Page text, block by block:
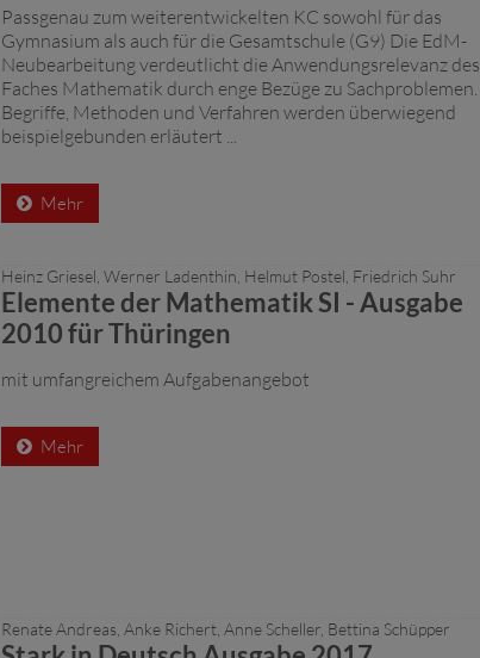
Passgenau zum weiterentwickelten KC sowohl für das
Gymnasium als auch für die Gesamtschule (G9) Die EdM-
Neubearbeitung verdeutlicht die Anwendungsrelevanz des
Faches Mathematik durch enge Bezüge zu Sachproblemen.
Begriffe, Methoden und Verfahren werden überwiegend
beispielgebunden erläutert ...
Mehr
Heinz Griesel, Werner Ladenthin, Helmut Postel, Friedrich Suhr
Elemente der Mathematik SI - Ausgabe
2010 für Thüringen
mit umfangreichem Aufgabenangebot
Mehr
Renate Andreas, Anke Richert, Anne Scheller, Bettina Schüpper